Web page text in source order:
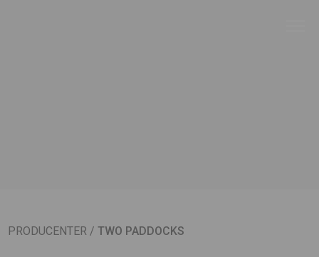
PRODUCENTER /TWO PADDOCKS